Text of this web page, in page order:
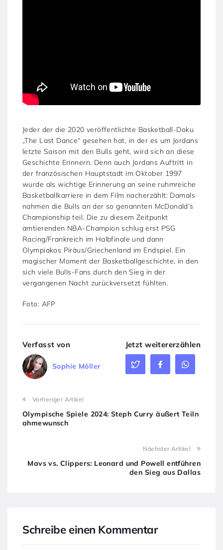
Jeder der die 2020 veröffentlichte Basketball-Doku
„The Last Dance“ gesehen hat, in der es um Jordans
letzte Saison mit den Bulls geht, wird sich an diese
Geschichte Erinnern. Denn auch Jordans Auftritt in
der französischen Hauptstadt im Oktober 1997
wurde als wichtige Erinnerung an seine ruhmreiche
Basketballkarriere in dem Film nacherzählt: Damals
nahmen die Bulls an der so genannten McDonald’s
Championship teil. Die zu diesem Zeitpunkt
amtierenden NBA-Champion schlug erst PSG
Racing/Frankreich im Halbfinale und dann
Olympiakos Piräus/Griechenland im Endspiel. Ein
magischer Moment der Basketballgeschichte, in den
sich viele Bulls-Fans durch den Sieg in der
vergangenen Nacht zurückversetzt fühlten.
Foto: AFP
Verfasst von
Sophie Möller
Jetzt weitererzählen
Vorheriger Artikel
Olympische Spiele 2024: Steph Curry äußert Teiln
ahmewunsch
Nächster Artikel
Mavs vs. Clippers: Leonard und Powell entführen
den Sieg aus Dallas
Schreibe einen Kommentar